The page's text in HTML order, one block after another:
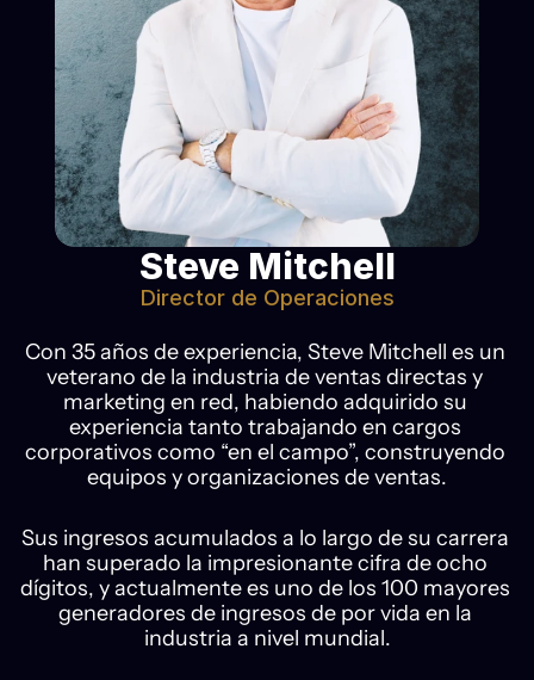
Steve Mitchell
Director de Operaciones
Con 35 años de experiencia, Steve Mitchell es un
veterano de la industria de ventas directas y
marketing en red, habiendo adquirido su
experiencia tanto trabajando en cargos
corporativos como “en el campo”, construyendo
equipos y organizaciones de ventas.
Sus ingresos acumulados a lo largo de su carrera
han superado la impresionante cifra de ocho
dígitos, y actualmente es uno de los 100 mayores
generadores de ingresos de por vida en la
industria a nivel mundial.